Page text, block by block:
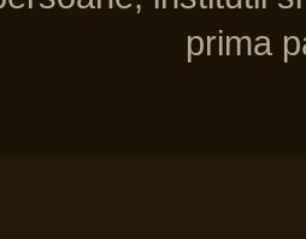
prima